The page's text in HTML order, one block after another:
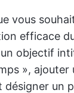
vous
efficace
objectif
», ajouter
désigner un